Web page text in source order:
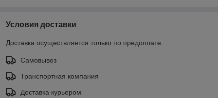
Условия доставки
Доставка осуществляется только по предоплате.
Самовывоз
Транспортная компания
Доставка курьером